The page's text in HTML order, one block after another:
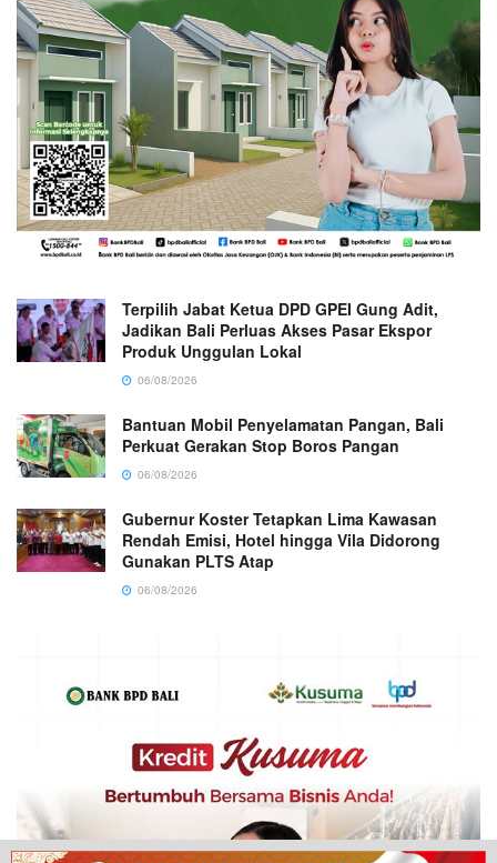
Terpilih Jabat Ketua DPD GPEI Gung Adit,
Jadikan Bali Perluas Akses Pasar Ekspor
Produk Unggulan Lokal
06/08/2026
Bantuan Mobil Penyelamatan Pangan, Bali
Perkuat Gerakan Stop Boros Pangan
06/08/2026
Gubernur Koster Tetapkan Lima Kawasan
Rendah Emisi, Hotel hingga Vila Didorong
Gunakan PLTS Atap
06/08/2026